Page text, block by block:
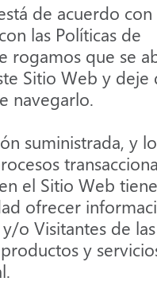
de acuerdo con
las Políticas de
rogamos que se
Sitio Web y deje
navegarlo.
suministrada, y
el Sitio Web
ofrecer
o Visitantes de las
y